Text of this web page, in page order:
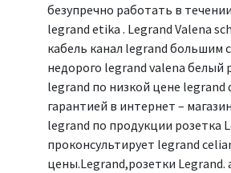
безупречно работать в
legrand etika . Legrand Valena
кабель канал legrand большим
недорого legrand valena
legrand по низкой цене legrand
гарантией в интернет –
legrand по продукции розетка
проконсультирует legrand
цены.Legrand,розетки